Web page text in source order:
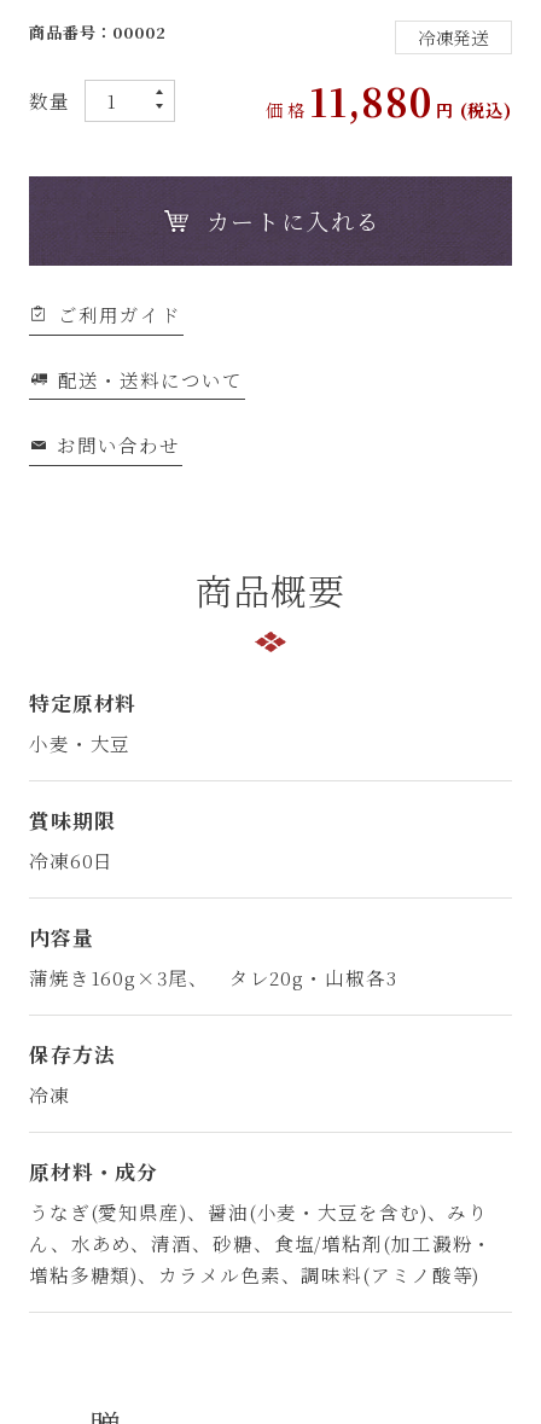
商品番号：00002 冷凍発送
数量
▲
価格 11,880 円 (税込)
カートに入れる
ご利用ガイド
配送・送料について
お問い合わせ
商品概要
特定原材料
小麦・大豆
賞味期限
冷凍60日
内容量
蒲焼き160g×3尾、 タレ20g・山椒各3
保存方法
冷凍
原材料・成分
うなぎ(愛知県産)、醤油(小麦・大豆を含む)、みり
ん、水あめ、清酒、砂糖、食塩/増粘剤(加工澱粉・
増粘多糖類)、カラメル色素、調味料(アミノ酸等)